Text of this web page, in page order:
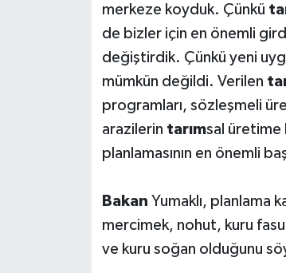
merkeze koyduk. Çünkü
de bizler için en önemli
değiştirdik. Çünkü yeni
mümkün değildi. Verilen
programları, sözleşmeli
arazilerin tarımsal üretime
planlamasının en önemli
Bakan Yumaklı, planlama
mercimek, nohut, kuru
ve kuru soğan olduğunu